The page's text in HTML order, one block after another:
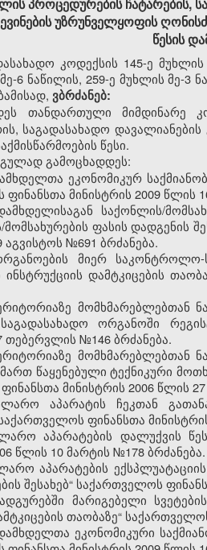
პროცედურების ჩატარების,
უზრუნველყოფის
წესის
კოდექსის 145-ე
მე-6 ნაწილის, 259-ე მუხლის მე-
ვბრძანებ:
თანდართული მიმდინარე
საგადასახადო
წესი.
გამოცხადდეს:
ეკონომიკურ
ფინანსთა მინისტრის 2009 წლის
საქონლის/
მომსახურების ფასის დადგენის
აგვისტოს №691 ბრძანება.
მიერ
ინსტრუქციის დამტკიცების
მომხმარებლებთან
ორგანოში
თებერვლის №146 ბრძანება.
მომხმარებლებთან
წაყენებული ტექნიკური
ფინანსთა მინისტრის 2006 წლის
აპარატის ჩეკთან
საქართველოს ფინანსთა
აპარატების დალუქვის
წლის 10 მარტის №178 ბრძანება.
აპარატების
შესახებ“ საქართველოს
მარიგებელი
თაობაზე“
ეკონომიკური